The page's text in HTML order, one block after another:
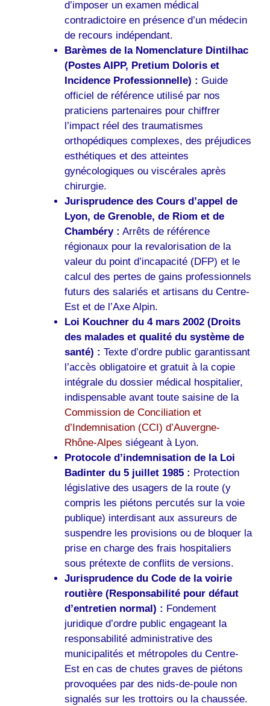
d’imposer un examen médical
contradictoire en présence d’un médecin
de recours indépendant.
Barèmes de la Nomenclature Dintilhac
(Postes AIPP, Pretium Doloris et
Incidence Professionnelle) : Guide
officiel de référence utilisé par nos
praticiens partenaires pour chiffrer
l’impact réel des traumatismes
orthopédiques complexes, des préjudices
esthétiques et des atteintes
gynécologiques ou viscérales après
chirurgie.
Jurisprudence des Cours d’appel de
Lyon, de Grenoble, de Riom et de
Chambéry : Arrêts de référence
régionaux pour la revalorisation de la
valeur du point d’incapacité (DFP) et le
calcul des pertes de gains professionnels
futurs des salariés et artisans du Centre-
Est et de l’Axe Alpin.
Loi Kouchner du 4 mars 2002 (Droits
des malades et qualité du système de
santé) : Texte d’ordre public garantissant
l’accès obligatoire et gratuit à la copie
intégrale du dossier médical hospitalier,
indispensable avant toute saisine de la
Commission de Conciliation et
d’Indemnisation (CCI) d’Auvergne-
Rhône-Alpes siégeant à Lyon.
Protocole d’indemnisation de la Loi
Badinter du 5 juillet 1985 : Protection
législative des usagers de la route (y
compris les piétons percutés sur la voie
publique) interdisant aux assureurs de
suspendre les provisions ou de bloquer la
prise en charge des frais hospitaliers
sous prétexte de conflits de versions.
Jurisprudence du Code de la voirie
routière (Responsabilité pour défaut
d’entretien normal) : Fondement
juridique d’ordre public engageant la
responsabilité administrative des
municipalités et métropoles du Centre-
Est en cas de chutes graves de piétons
provoquées par des nids-de-poule non
signalés sur les trottoirs ou la chaussée.